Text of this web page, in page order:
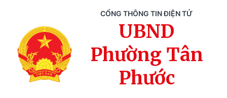
CỔNG THÔNG TIN ĐIỆN TỬ
UBND
Phường Tân
Phước